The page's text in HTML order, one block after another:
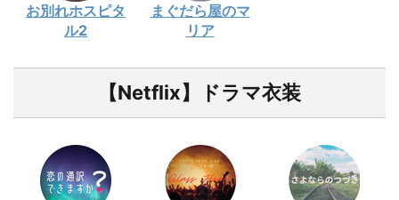
お別れホスピタ
ル2
まぐだら屋のマ
リア
【Netflix】ドラマ衣装